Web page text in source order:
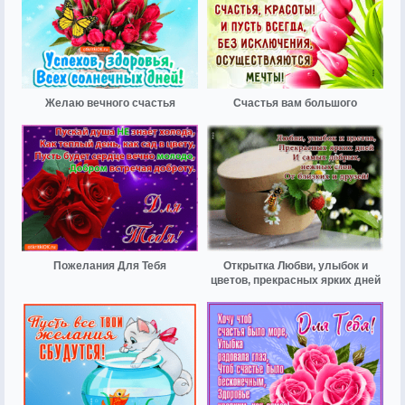
Желаю вечного счастья Счастья вам большого
Пожелания Для Тебя
Открытка Любви, улыбок и
цветов, прекрасных ярких дней